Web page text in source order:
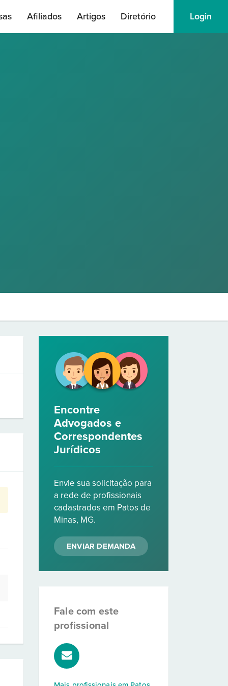
Afiliados Artigos Diretório Login
Encontre
Advogados e
Correspondentes
Jurídicos
Envie sua solicitação para
a rede de profissionais
cadastrados em Patos de
Minas, MG.
ENVIAR DEMANDA
Fale com este
profissional